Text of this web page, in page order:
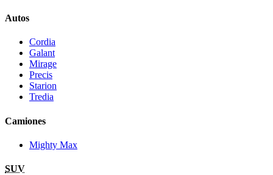
Autos
Cordia
Galant
Mirage
Precis
Starion
Tredia
Camiones
Mighty Max
SUV